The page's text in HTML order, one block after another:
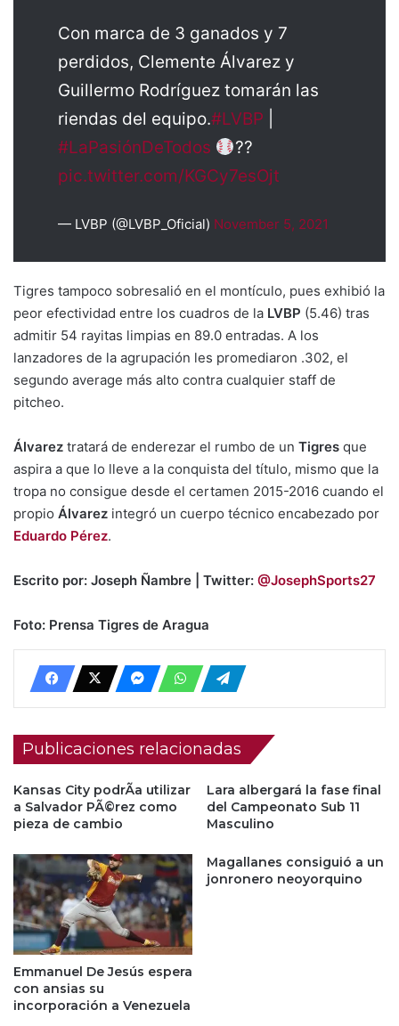
Con marca de 3 ganados y 7
perdidos, Clemente Álvarez y
Guillermo Rodríguez tomarán las
riendas del equipo.#LVBP
#LaPasiónDeTodos
??
pic.twitter.com/KGCy7esOjt
— LVBP (@LVBP_Oficial) November 5, 2021
Tigres tampoco sobresalió en el montículo, pues exhibió la
peor efectividad entre los cuadros de la LVBP (5.46) tras
admitir 54 rayitas limpias en 89.0 entradas. A los
lanzadores de la agrupación les promediaron .302, el
segundo average más alto contra cualquier staff de
pitcheo.
Álvarez tratará de enderezar el rumbo de un Tigres que
aspira a que lo lleve a la conquista del título, mismo que la
tropa no consigue desde el certamen 2015-2016 cuando el
propio Álvarez integró un cuerpo técnico encabezado por
Eduardo Pérez.
Escrito por: Joseph Ñambre | Twitter: @JosephSports27
Foto: Prensa Tigres de Aragua
Publicaciones relacionadas
Kansas City podrÃ­a utilizar
a Salvador PÃ©rez como
pieza de cambio
Lara albergará la fase final
del Campeonato Sub 11
Masculino
Emmanuel De Jesús espera
con ansias su
incorporación a Venezuela
Magallanes consiguió a un
jonronero neoyorquino